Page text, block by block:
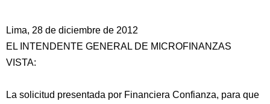
Lima, 28 de diciembre de 2012
EL INTENDENTE GENERAL DE MICROFINANZAS
VISTA:
La solicitud presentada por Financiera Confianza, para que